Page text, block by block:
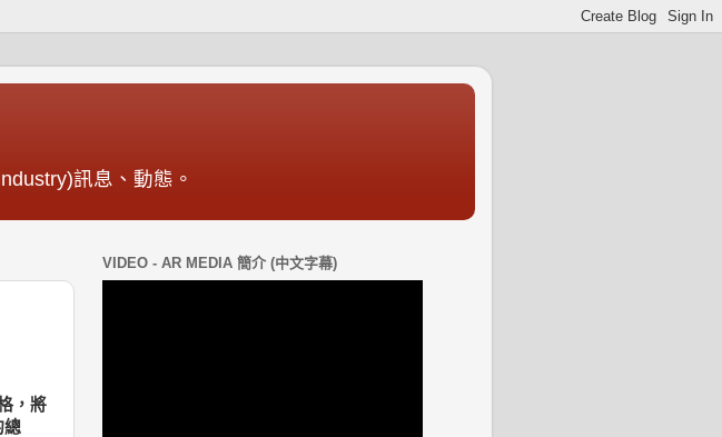
訊息、動態。
，將
總
VIDEO - AR MEDIA 簡介 (中文字幕)